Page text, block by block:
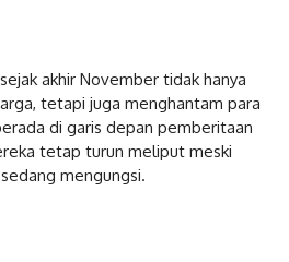
akhir November tidak hanya
tetapi juga menghantam para
di garis depan pemberitaan
tetap turun meliput meski
mengungsi.